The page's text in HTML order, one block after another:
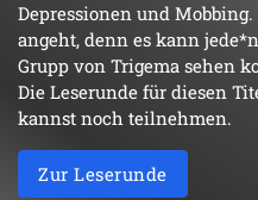
Depressionen und
angeht, denn es kann
Grupp von Trigema sehen
Die Leserunde für diesen
kannst noch teilnehmen.
Zur Leserunde